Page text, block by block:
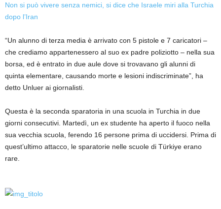
Non si può vivere senza nemici, si dice che Israele miri alla Turchia
dopo l’Iran
“Un alunno di terza media è arrivato con 5 pistole e 7 caricatori –
che crediamo appartenessero al suo ex padre poliziotto – nella sua
borsa, ed è entrato in due aule dove si trovavano gli alunni di
quinta elementare, causando morte e lesioni indiscriminate”, ha
detto Unluer ai giornalisti.
Questa è la seconda sparatoria in una scuola in Turchia in due
giorni consecutivi. Martedì, un ex studente ha aperto il fuoco nella
sua vecchia scuola, ferendo 16 persone prima di uccidersi. Prima di
quest’ultimo attacco, le sparatorie nelle scuole di Türkiye erano
rare.